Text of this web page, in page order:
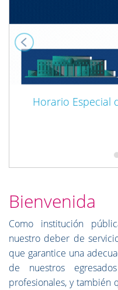
Horario Especial
Bienvenida
Como institución
nuestro deber de
que garantice una
de nuestros
profesionales, y también